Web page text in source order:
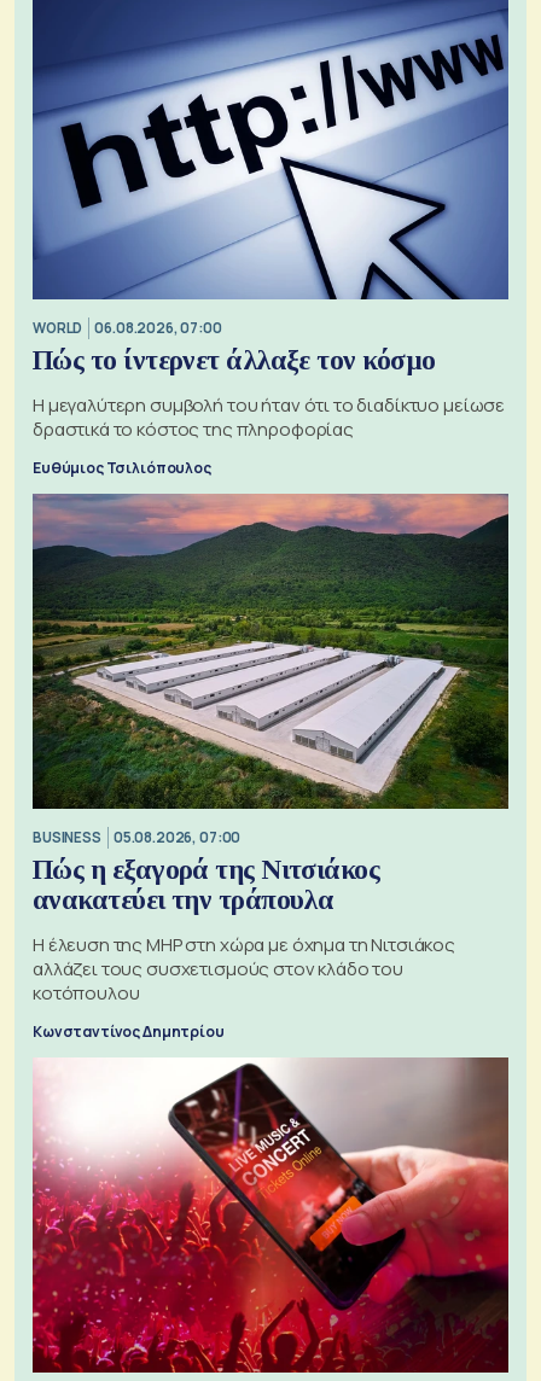
WORLD 06.08.2026, 07:00
Πώς το ίντερνετ άλλαξε τον κόσμο
Η μεγαλύτερη συμβολή του ήταν ότι το διαδίκτυο μείωσε
δραστικά το κόστος της πληροφορίας
Ευθύμιος Τσιλιόπουλος
BUSINESS 05.08.2026, 07:00
Πώς η εξαγορά της Νιτσιάκος
ανακατεύει την τράπουλα
H έλευση της MHP στη χώρα με όχημα τη Νιτσιάκος
αλλάζει τους συσχετισμούς στον κλάδο του
κοτόπουλου
Κωνσταντίνος Δημητρίου